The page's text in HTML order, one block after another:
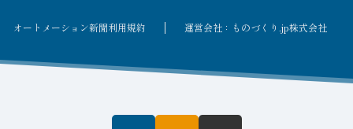
オートメーション新聞利用規約 運営会社：ものづくり.jp株式会社